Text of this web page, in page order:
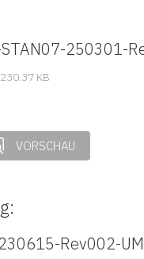
250301-
KB
VORSCHAU
Rev002-